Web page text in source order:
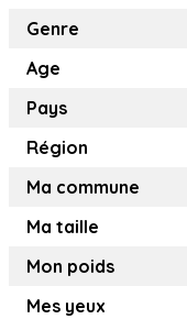
Genre
Age
Pays
Région
Ma commune
Ma taille
Mon poids
Mes yeux